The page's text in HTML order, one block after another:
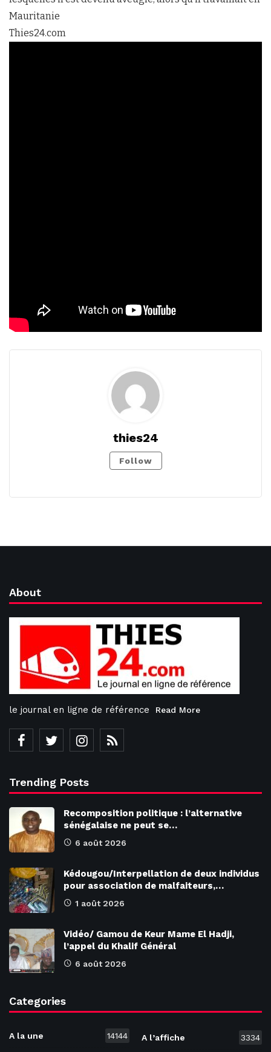
Mauritanie
Thies24.com
thies24
Follow
About
le journal en ligne de référence Read More
Trending Posts
Recomposition politique : l’alternative
sénégalaise ne peut se…
6 août 2026
Kédougou/Interpellation de deux individus
pour association de malfaiteurs,…
1 août 2026
Vidéo/ Gamou de Keur Mame El Hadji,
l’appel du Khalif Général
6 août 2026
Categories
A la une 14144 A l’affiche 3334